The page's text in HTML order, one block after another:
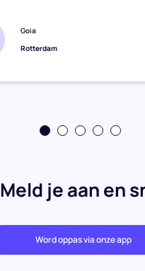
Goia
Rotterdam
Meld je aan en
Word oppas via onze app